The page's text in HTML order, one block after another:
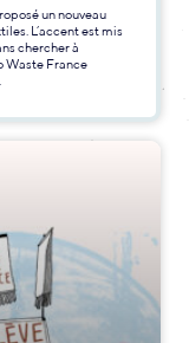
un nouveau
L’accent est mis
chercher à
Waste France